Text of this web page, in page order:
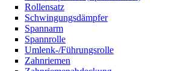
Rollensatz
Schwingungsdämpfer
Spannarm
Spannrolle
Umlenk-/Führungsrolle
Zahnriemen